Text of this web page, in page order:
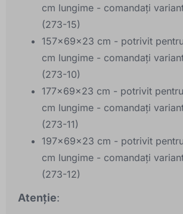
cm lungime - comandați
(273-15)
157x69x23 cm - potrivit
cm lungime - comandați
(273-10)
177x69x23 cm - potrivit
cm lungime - comandați
(273-11)
197x69x23 cm - potrivit
cm lungime - comandați
(273-12)
Atenție: